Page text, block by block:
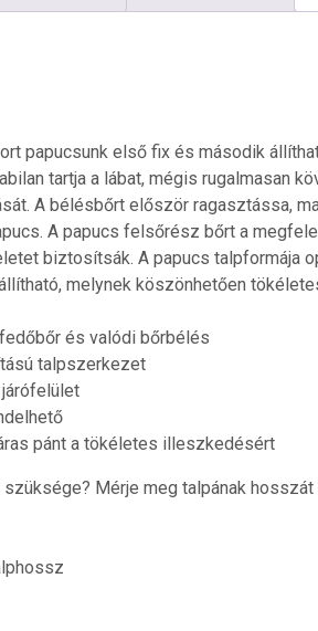
papucsunk első fix és második
tartja a lábat, mégis rugalmasan
A bélésbőrt először ragasztássa,
A papucs felsőrész bőrt a
biztosítsák. A papucs talpformája
melynek köszönhetően
és valódi bőrbélés
talpszerkezet
pánt a tökéletes illeszkedésért
szüksége? Mérje meg talpának